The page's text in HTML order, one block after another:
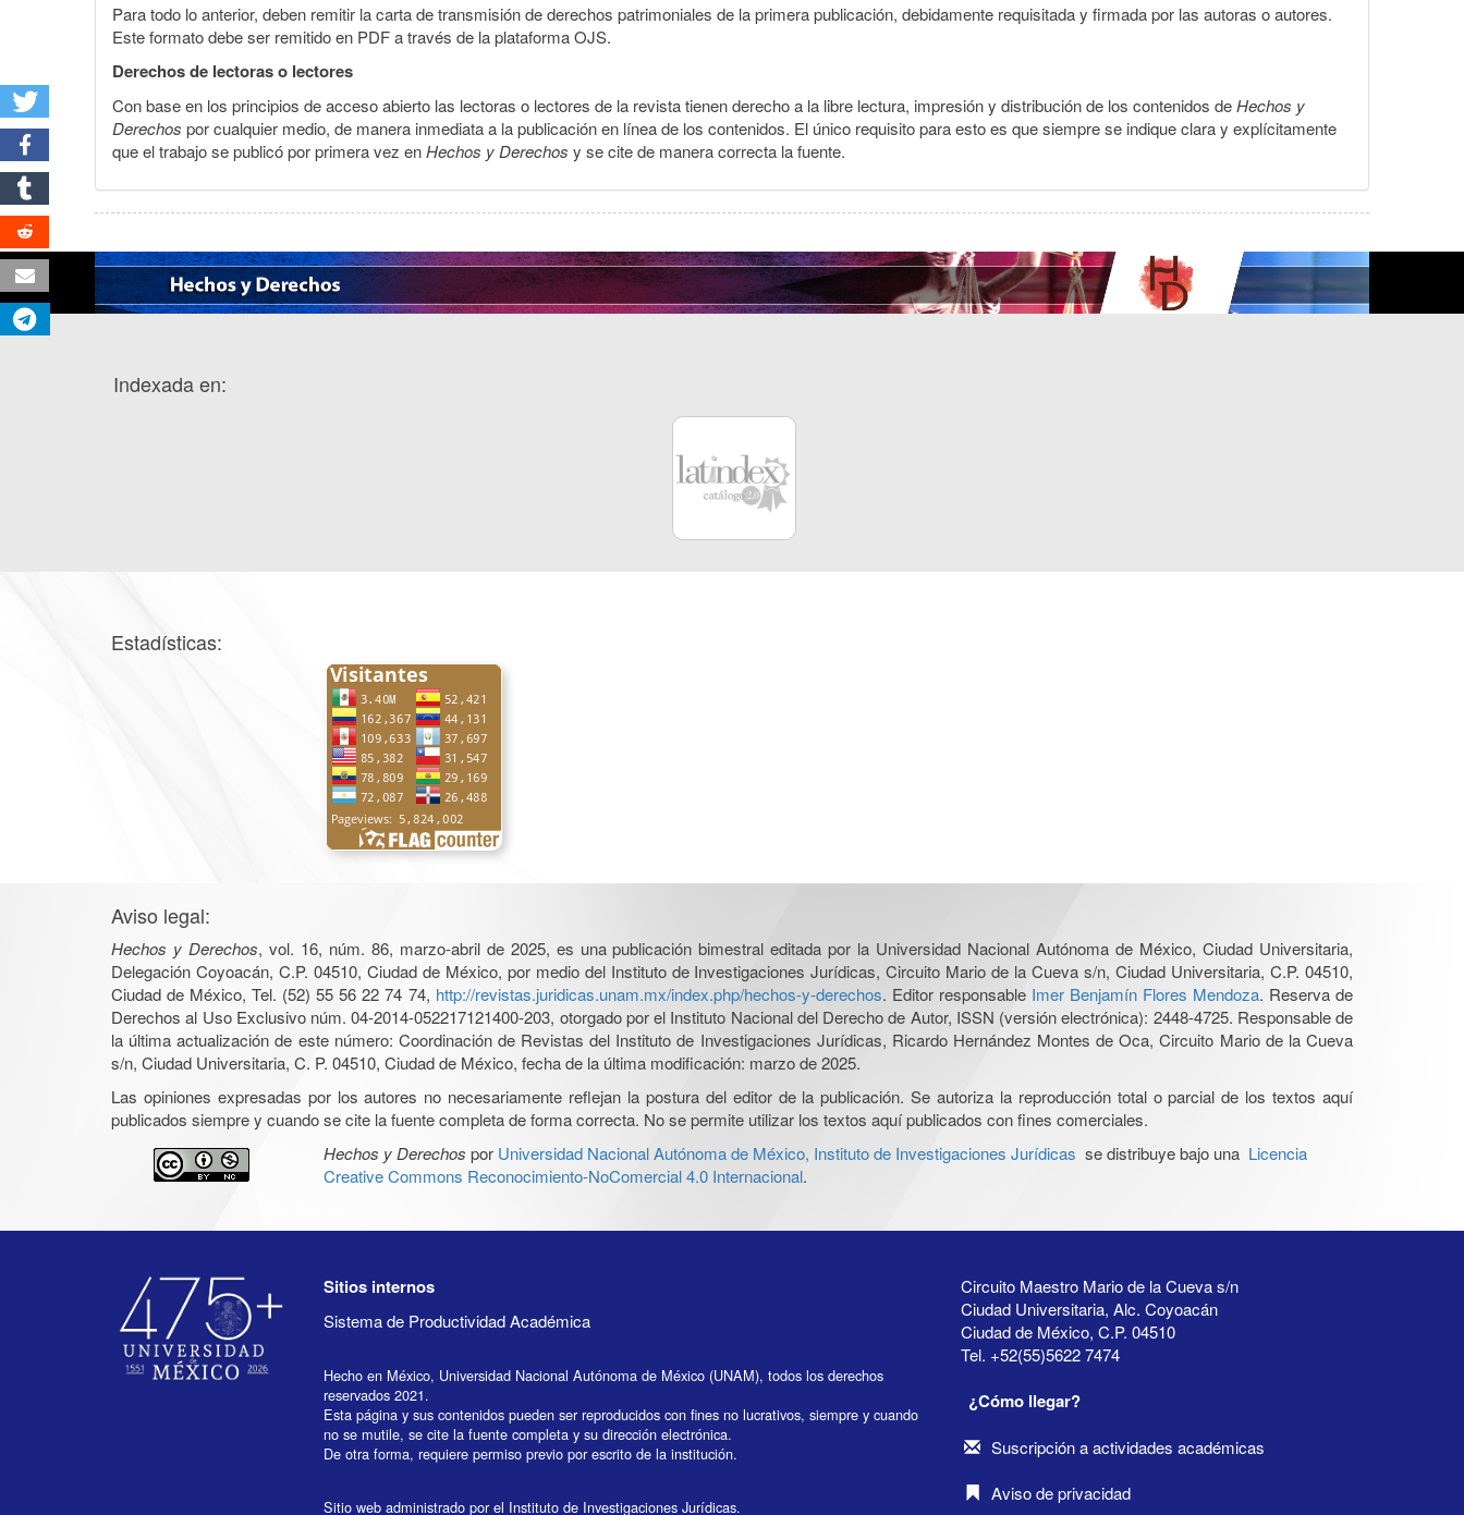
Para todo lo anterior, deben remitir la carta de transmisión de derechos patrimoniales de la primera publicación, debidamente requisitada y firmada por las autoras o autores.
Este formato debe ser remitido en PDF a través de la plataforma OJS.
Derechos de lectoras o lectores
Con base en los principios de acceso abierto las lectoras o lectores de la revista tienen derecho a la libre lectura, impresión y distribución de los contenidos deHechos y
Derechos por cualquier medio, de manera inmediata a la publicación en línea de los contenidos. El único requisito para esto es que siempre se indique clara y explícitamente
que el trabajo se publicó por primera vez enHechos y Derechos y se cite de manera correcta la fuente.
Indexada en:
Estadísticas:
Aviso legal:
Hechos y Derechos, vol. 16, núm. 86, marzo-abril de 2025, es una publicación bimestral editada por la Universidad Nacional Autónoma de México, Ciudad Universitaria,
Delegación Coyoacán, C.P. 04510, Ciudad de México, por medio del Instituto de Investigaciones Jurídicas, Circuito Mario de la Cueva s/n, Ciudad Universitaria, C.P. 04510,
Ciudad de México, Tel. (52) 55 56 22 74 74, http://revistas.juridicas.unam.mx/index.php/hechos-y-derechos. Editor responsable Imer Benjamín Flores Mendoza. Reserva de
Derechos al Uso Exclusivo núm. 04-2014-052217121400-203, otorgado por el Instituto Nacional del Derecho de Autor, ISSN (versión electrónica): 2448-4725. Responsable de
la última actualización de este número: Coordinación de Revistas del Instituto de Investigaciones Jurídicas, Ricardo Hernández Montes de Oca, Circuito Mario de la Cueva
s/n, Ciudad Universitaria, C. P. 04510, Ciudad de México, fecha de la última modificación: marzo de 2025.
Las opiniones expresadas por los autores no necesariamente reflejan la postura del editor de la publicación. Se autoriza la reproducción total o parcial de los textos aquí
publicados siempre y cuando se cite la fuente completa de forma correcta. No se permite utilizar los textos aquí publicados con fines comerciales.
Hechos y Derechos por Universidad Nacional Autónoma de México, Instituto de Investigaciones Jurídicas se distribuye bajo una Licencia
Creative Commons Reconocimiento-NoComercial 4.0 Internacional.
Sitios internos
Sistema de Productividad Académica
Hecho en México, Universidad Nacional Autónoma de México (UNAM), todos los derechos
reservados 2021.
Esta página y sus contenidos pueden ser reproducidos con fines no lucrativos, siempre y cuando
no se mutile, se cite la fuente completa y su dirección electrónica.
De otra forma, requiere permiso previo por escrito de la institución.
Sitio web administrado por el Instituto de Investigaciones Jurídicas.
Circuito Maestro Mario de la Cueva s/n
Ciudad Universitaria, Alc. Coyoacán
Ciudad de México, C.P. 04510
Tel. +52(55)5622 7474
¿Cómo llegar?
Suscripción a actividades académicas
Aviso de privacidad